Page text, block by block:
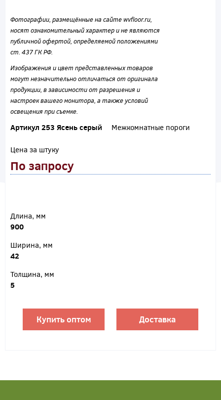
Фотографии, размещённые на сайте wvfloor.ru,
носят ознакомительный характер и не являются
публичной офертой, определяемой положениями
ст. 437 ГК РФ.
Изображения и цвет представленных товаров
могут незначительно отличаться от оригинала
продукции, в зависимости от разрешения и
настроек вашего монитора, а также условий
освещения при съемке.
Артикул 253 Ясень серый Межкомнатные пороги
Цена за штуку
По запросу
Длина, мм
900
Ширина, мм
42
Толщина, мм
5
Купить оптом Доставка